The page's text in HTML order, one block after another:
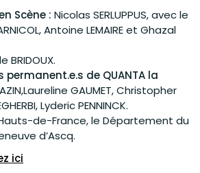
Scène : Nicolas SERLUPPUS, avec le
Antoine LEMAIRE et Ghazal
BRIDOUX.
permanent.e.s de QUANTA la
GAUMET, Christopher
Lyderic PENNINCK.
de-France, le Département du
d’Ascq.
ici